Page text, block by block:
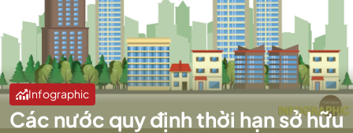
Infographic
Các nước quy định thời hạn sở hữu